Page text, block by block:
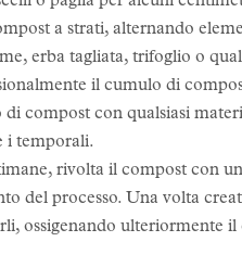
a strati, alternando
erba tagliata, trifoglio o
il cumulo di
compost con qualsiasi
i temporali.
rivolta il compost con
del processo. Una volta
ossigenando ulteriormente il